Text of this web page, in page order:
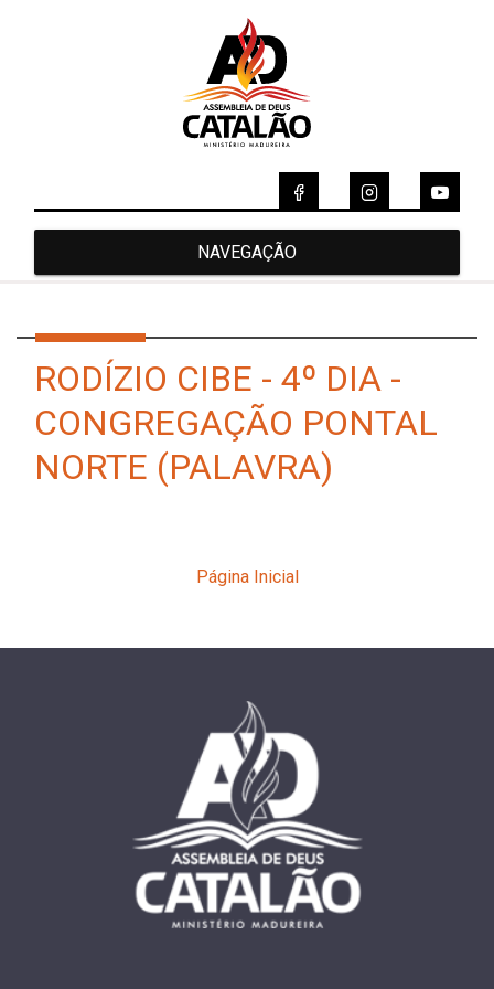
NAVEGAÇÃO
RODÍZIO CIBE - 4º DIA -
CONGREGAÇÃO PONTAL
NORTE (PALAVRA)
Página Inicial